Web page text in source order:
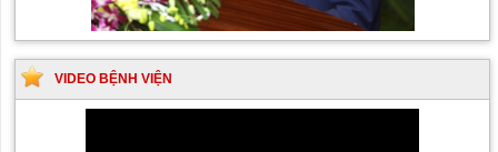
VIDEO BỆNH VIỆN